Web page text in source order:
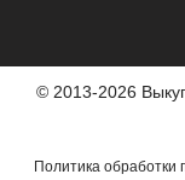
© 2013-2026
Политика